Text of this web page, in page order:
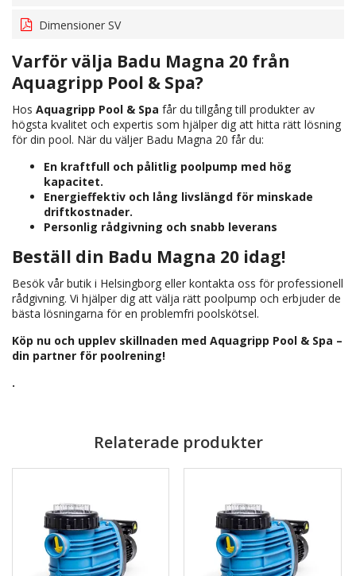
Dimensioner SV
Varför välja Badu Magna 20 från
Aquagripp Pool & Spa?
Hos Aquagripp Pool & Spa får du tillgång till produkter av
högsta kvalitet och expertis som hjälper dig att hitta rätt lösning
för din pool. När du väljer Badu Magna 20 får du:
En kraftfull och pålitlig poolpump med hög
kapacitet.
Energieffektiv och lång livslängd för minskade
driftkostnader.
Personlig rådgivning och snabb leverans
Beställ din Badu Magna 20 idag!
Besök vår butik i Helsingborg eller kontakta oss för professionell
rådgivning. Vi hjälper dig att välja rätt poolpump och erbjuder de
bästa lösningarna för en problemfri poolskötsel.
Köp nu och upplev skillnaden med Aquagripp Pool & Spa –
din partner för poolrening!
.
Relaterade produkter